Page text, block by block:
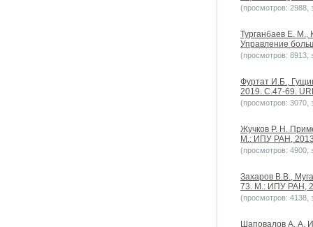
(просмотров: 2988,
Турганбаев Е. М.,
Управление
(просмотров: 8913,
Фуртат И.Б.,
2019. С.47-69.
(просмотров: 3070,
Жучков Р. Н.
М.: ИПУ РАН,
(просмотров: 4900,
Захаров В.В.,
73. М.: ИПУ РАН,
(просмотров: 4138,
Шаповалов А. А.